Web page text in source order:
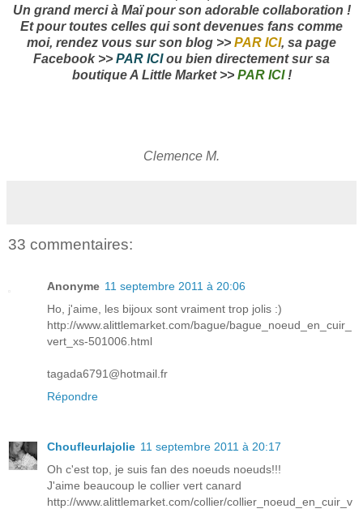
Un grand merci à Maï pour son adorable collaboration !
Et pour toutes celles qui sont devenues fans comme
moi, rendez vous sur son blog >> PAR ICI, sa page
Facebook >> PAR ICI ou bien directement sur sa
boutique A Little Market >> PAR ICI !
Clemence M.
33 commentaires:
Anonyme 11 septembre 2011 à 20:06
Ho, j'aime, les bijoux sont vraiment trop jolis :)
http://www.alittlemarket.com/bague/bague_noeud_en_cuir_
vert_xs-501006.html
tagada6791@hotmail.fr
Répondre
Choufleurlajolie 11 septembre 2011 à 20:17
Oh c'est top, je suis fan des noeuds noeuds!!!
J'aime beaucoup le collier vert canard
http://www.alittlemarket.com/collier/collier_noeud_en_cuir_v